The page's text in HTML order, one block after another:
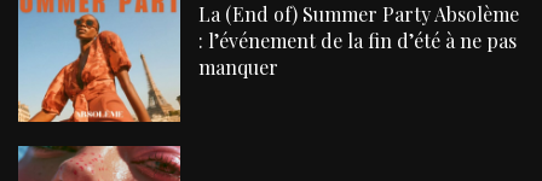
La (End of) Summer Party Absolème
: l’événement de la fin d’été à ne pas
manquer